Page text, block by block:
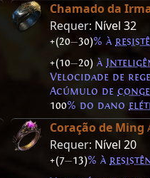
Chamado da
Requer: Nível 32
+(20—30)% à
+(10—20) à
Velocidade de
Acúmulo de
100% do dano
Coração de Ming
Requer: Nível 20
+(7—13)% à